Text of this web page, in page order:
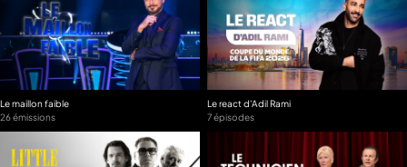
Le maillon faible
26 émissions
Le react d'Adil Rami
7 épisodes